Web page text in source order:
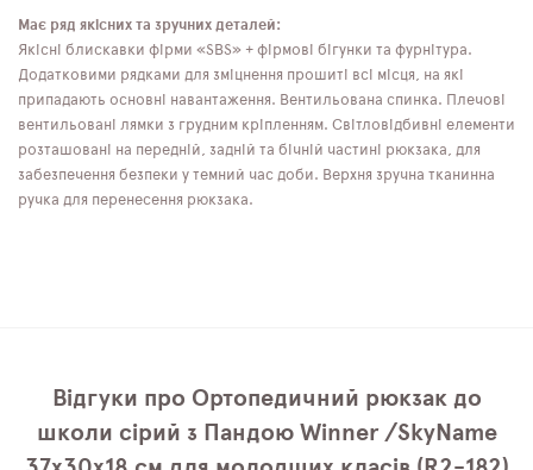
Має ряд якісних та зручних деталей:
Якісні блискавки фірми «SBS» + фірмові бігунки та фурнітура.
Додатковими рядками для зміцнення прошиті всі місця, на які
припадають основні навантаження. Вентильована спинка. Плечові
вентильовані лямки з грудним кріпленням. Світловідбивні елементи
розташовані на передній, задній та бічній частині рюкзака, для
забезпечення безпеки у темний час доби. Верхня зручна тканинна
ручка для перенесення рюкзака.
Відгуки про Ортопедичний рюкзак до
школи сірий з Пандою Winner /SkyName